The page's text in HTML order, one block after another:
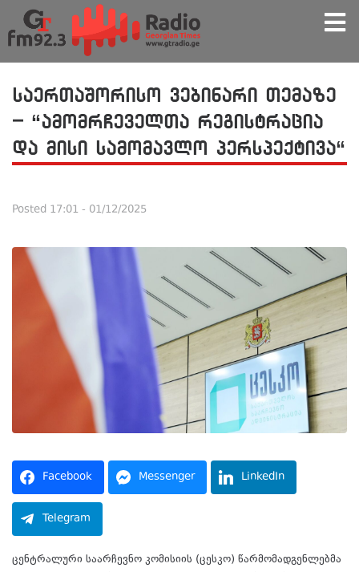
საერთაშორისო ვებინარი თემაზე
– “ამომრჩეველთა რეგისტრაცია
და მისი სამომავლო პერსპექტივა“
Posted 17:01 - 01/12/2025
Facebook Messenger LinkedIn
Telegram
ცენტრალური საარჩევნო კომისიის (ცესკო) წარმომადგენლებმა